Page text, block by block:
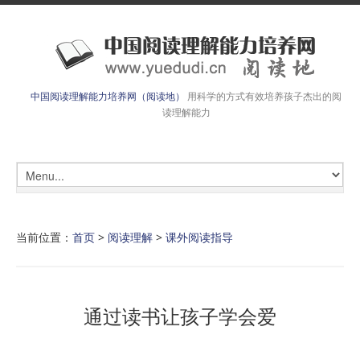
中国阅读理解能力培养网（阅读地）
用科学的方式有效培养孩子杰出的阅
读理解能力
当前位置： 首页 > 阅读理解 > 课外阅读指导
通过读书让孩子学会爱